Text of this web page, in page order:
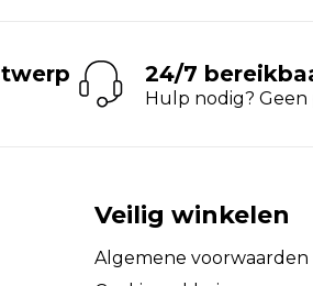
24/7
Hulp nodig? Geen
Veilig winkelen
Algemene voorwaarden